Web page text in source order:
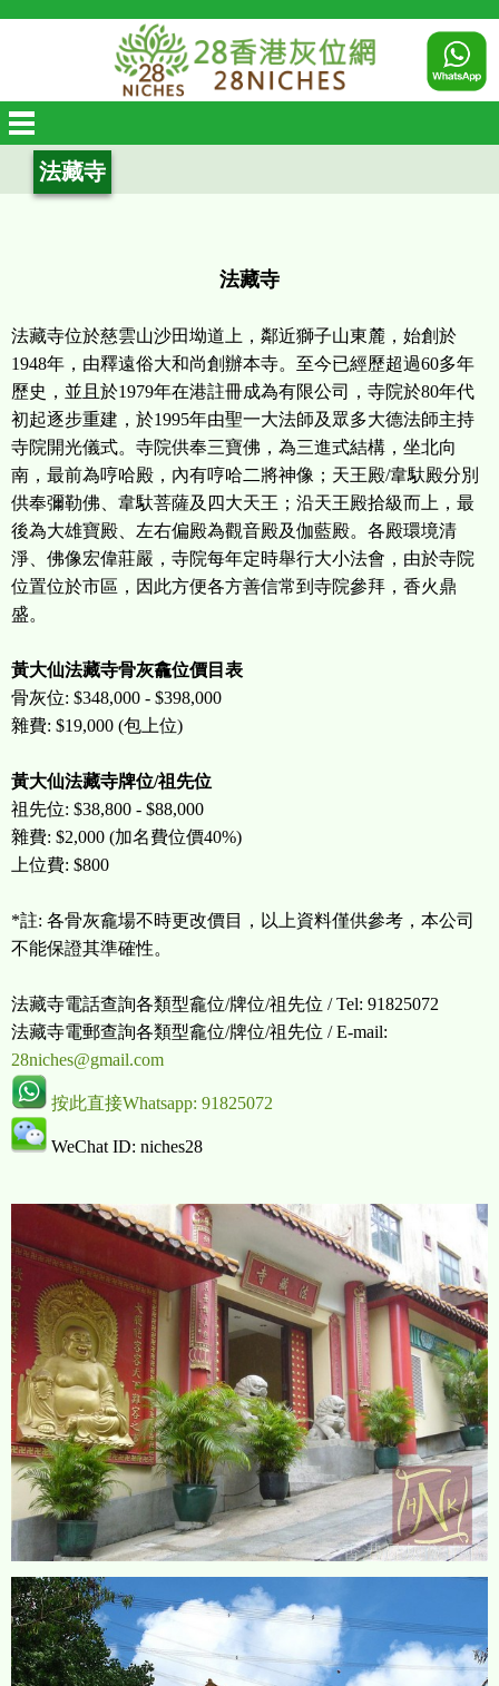
法藏寺
法藏寺
法藏寺位於慈雲山沙田坳道上，鄰近獅子山東麓，始創於
1948年，由釋遠俗大和尚創辦本寺。至今已經歷超過60多年
歷史，並且於1979年在港註冊成為有限公司，寺院於80年代
初起逐步重建，於1995年由聖一大法師及眾多大德法師主持
寺院開光儀式。寺院供奉三寶佛，為三進式結構，坐北向
南，最前為哼哈殿，內有哼哈二將神像；天王殿/韋馱殿分別
供奉彌勒佛、韋馱菩薩及四大天王；沿天王殿拾級而上，最
後為大雄寶殿、左右偏殿為觀音殿及伽藍殿。各殿環境清
淨、佛像宏偉莊嚴，寺院每年定時舉行大小法會，由於寺院
位置位於市區，因此方便各方善信常到寺院參拜，香火鼎
盛。
黃大仙法藏寺骨灰龕位價目表
骨灰位: $348,000 - $398,000
雜費: $19,000 (包上位)
黃大仙法藏寺牌位/祖先位
祖先位: $38,800 - $88,000
雜費: $2,000 (加名費位價40%)
上位費: $800
*註: 各骨灰龕場不時更改價目，以上資料僅供參考，本公司
不能保證其準確性。
法藏寺電話查詢各類型龕位/牌位/祖先位 / Tel: 91825072
法藏寺電郵查詢各類型龕位/牌位/祖先位 / E-mail:
28niches@gmail.com
按此直接Whatsapp: 91825072
WeChat ID: niches28